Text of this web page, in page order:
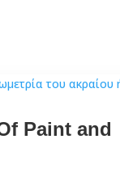
Paint and